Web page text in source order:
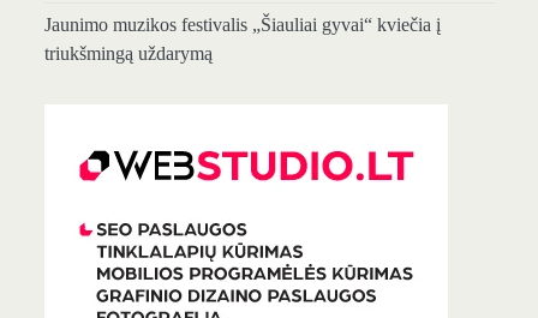
Jaunimo muzikos festivalis „Šiauliai gyvai“ kviečia į
triukšmingą uždarymą